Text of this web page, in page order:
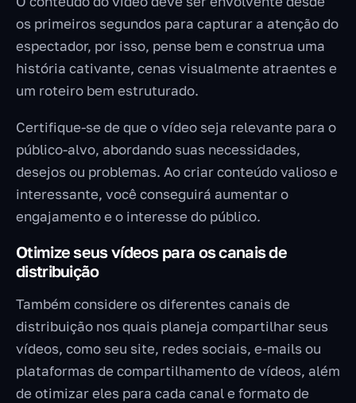
os primeiros segundos para capturar a atenção do
espectador, por isso, pense bem e construa uma
história cativante, cenas visualmente atraentes e
um roteiro bem estruturado.
Certifique-se de que o vídeo seja relevante para o
público-alvo, abordando suas necessidades,
desejos ou problemas. Ao criar conteúdo valioso e
interessante, você conseguirá aumentar o
engajamento e o interesse do público.
Otimize seus vídeos para os canais de
distribuição
Também considere os diferentes canais de
distribuição nos quais planeja compartilhar seus
vídeos, como seu site, redes sociais, e-mails ou
plataformas de compartilhamento de vídeos, além
de otimizar eles para cada canal e formato de